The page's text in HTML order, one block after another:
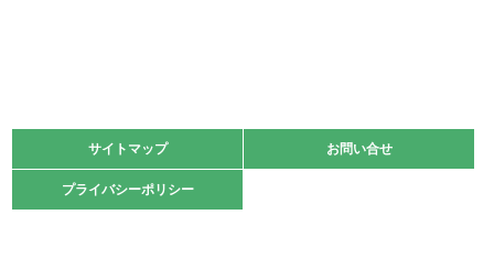
緑ケ丘体育館
2021.10.23
卓球選手権大会ラージボールの部開催☆
サイトマップ お問い合せ
プライバシーポリシー
サイトマップ お問い合せ
プライバシーポリシー